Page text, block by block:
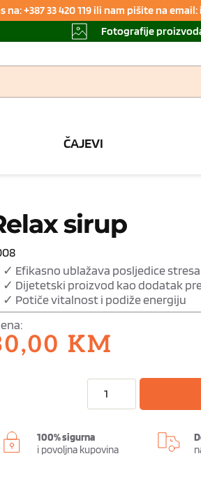
+387 33 420 119 ili nam pišite na
Fotografije
ČAJEVI
sirup
✓ Efikasno ublažava posljedice stresa
✓ Dijetetski proizvod kao dodatak
✓ Potiče vitalnost i podiže energiju
KM
100% sigurna
i povoljna kupovina